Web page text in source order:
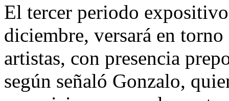
El tercer periodo
diciembre, versará en
artistas, con presencia
según señaló Gonzalo,